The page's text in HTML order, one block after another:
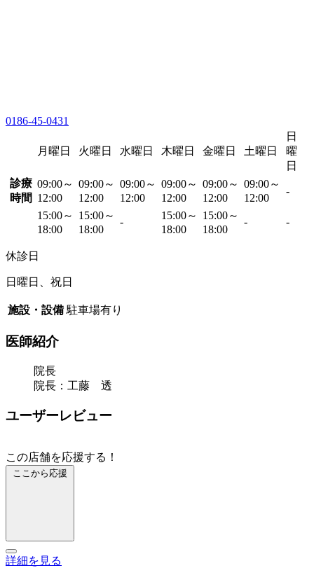
0186-45-0431
月曜日 火曜日 水曜日 木曜日 金曜日 土曜日
日
曜
日
診療
時間
09:00～
12:00
09:00～
12:00
09:00～
12:00
09:00～
12:00
09:00～
12:00
09:00～
12:00
-
15:00～
18:00
15:00～
18:00
-
15:00～
18:00
15:00～
18:00
- -
休診日
日曜日、祝日
施設・設備 駐車場有り
医師紹介
院長
院長：工藤 透
ユーザーレビュー
この店舗を応援する！
ここから応援
詳細を見る